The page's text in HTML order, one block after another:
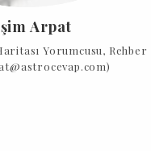
Arpat
Yorumcusu, Rehber